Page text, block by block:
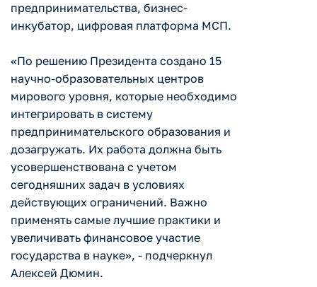
предпринимательства, бизнес-
инкубатор, цифровая платформа МСП.
«По решению Президента создано 15
научно-образовательных центров
мирового уровня, которые необходимо
интегрировать в систему
предпринимательского образования и
дозагружать. Их работа должна быть
усовершенствована с учетом
сегодняшних задач в условиях
действующих ограничений. Важно
применять самые лучшие практики и
увеличивать финансовое участие
государства в науке», - подчеркнул
Алексей Дюмин.